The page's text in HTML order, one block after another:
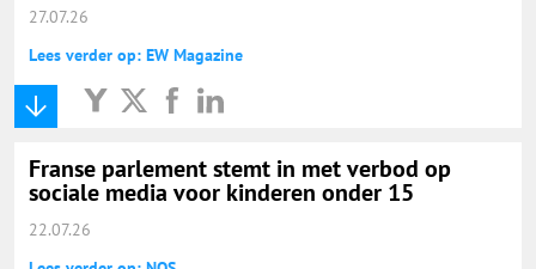
27.07.26
Lees verder op: EW Magazine
Franse parlement stemt in met verbod op
sociale media voor kinderen onder 15
22.07.26